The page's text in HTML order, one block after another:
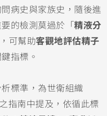
病史與家族史，隨後進
的檢測莫過於「精液分
，可幫助客觀地評估精子
指標。
標準，為世衛組織
指南中提及，依循此標